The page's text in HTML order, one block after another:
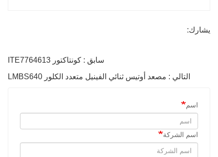
يشارك:
سابق : كونتاكتور ITE7764613
التالي : مصعد أوتيس ثنائي الفينيل متعدد الكلور LMBS640
اسم
اسم الشركة